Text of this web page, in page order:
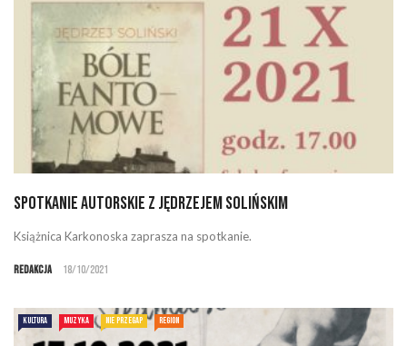
Spotkanie autorskie z Jędrzejem Solińskim
Książnica Karkonoska zaprasza na spotkanie.
Redakcja 18/10/2021
KULTURA MUZYKA NIE PRZEGAP REGION